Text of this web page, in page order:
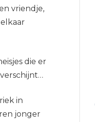
vriendje,
die er
in
jonger